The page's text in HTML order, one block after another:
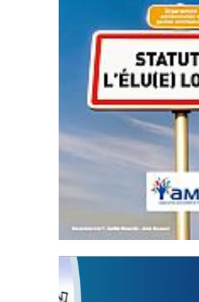
Statut de l’élu local
3 avril 2024